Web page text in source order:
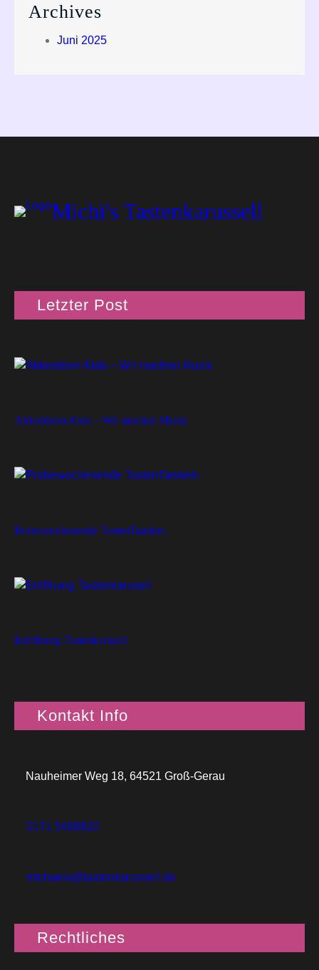
Archives
Juni 2025
Michi's Tastenkarussell
Letzter Post
Akkordeon-Kids – Wir machen Musik
Probewochenende TastenTandem
Eröffnung Tastenkarusell
Kontakt Info
Nauheimer Weg 18, 64521 Groß-Gerau
0171 5468820
michaela@tastenkarussell.de
Rechtliches